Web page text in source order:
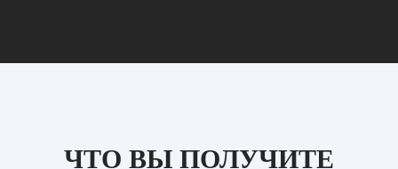
ЧТО ВЫ ПОЛУЧИТЕ